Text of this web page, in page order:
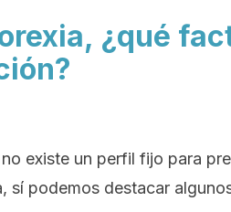
¿qué
existe un perfil fijo para
sí podemos destacar